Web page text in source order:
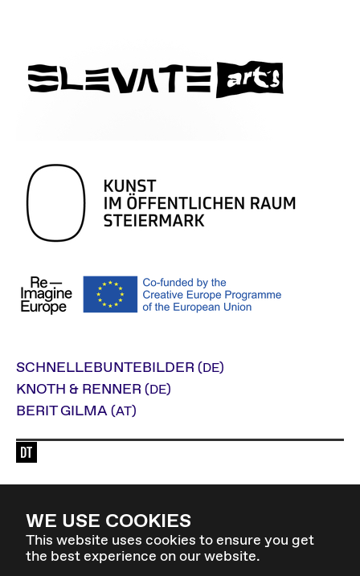
WE USE COOKIES
This website uses cookies to ensure you get
the best experience on our website.
SCHNELLEBUNTEBILDER (DE)
KNOTH & RENNER (DE)
BERIT GILMA(AT)
Zurück zur Übersicht